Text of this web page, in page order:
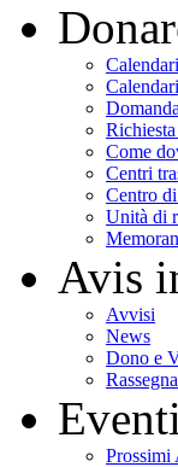
Come
Centri
Centro
Unità di
Avis
Avvisi
News
Dono e
Eventi
Prossimi